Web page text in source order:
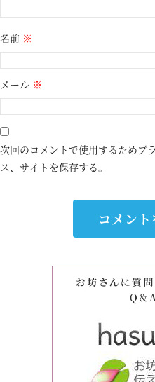
名前 ※
メール ※
次回のコメントで使用するためブ
ス、サイトを保存する。